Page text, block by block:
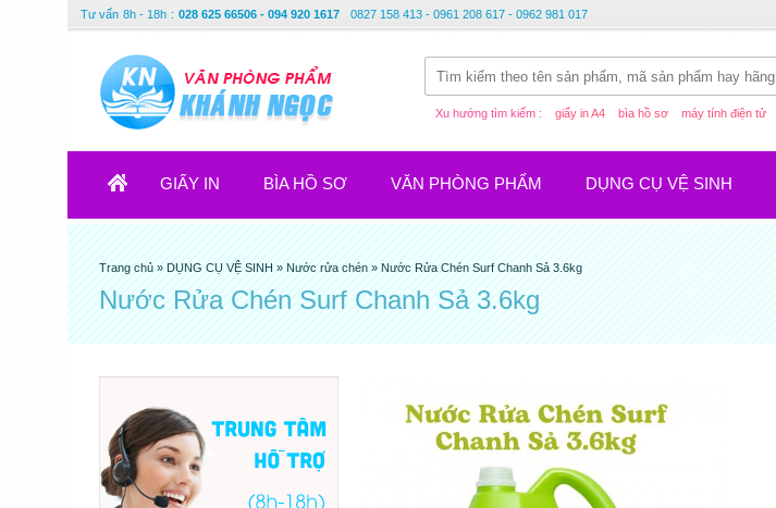
Tư vấn 8h - 18h : 028 625 66506 - 094 920 1617 0827 158 413 - 0961 208 617 - 0962 981 017
Xu hướng tìm kiếm : giấy in A4 bìa hồ sơ máy tính điện tử
GIẤY IN BÌA HỒ SƠ VĂN PHÒNG PHẨM DỤNG CỤ VỆ SINH
Trang chủ»DỤNG CỤ VỆ SINH»Nước rửa chén»Nước Rửa Chén Surf Chanh Sả 3.6kg
Nước Rửa Chén Surf Chanh Sả 3.6kg